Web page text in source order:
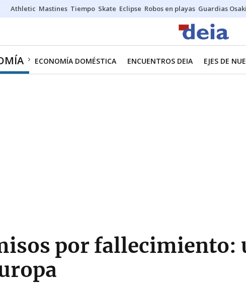
Athletic Mastines Tiempo Skate Eclipse Robos en playas Guardias
ECONOMÍA DOMÉSTICA ENCUENTROS DEIA EJES DE
por fallecimiento: